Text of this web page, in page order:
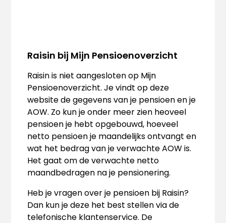
Raisin bij Mijn Pensioenoverzicht
Raisin is niet aangesloten op Mijn
Pensioenoverzicht. Je vindt op deze
website de gegevens van je pensioen en je
AOW. Zo kun je onder meer zien heoveel
pensioen je hebt opgebouwd, hoeveel
netto pensioen je maandelijks ontvangt en
wat het bedrag van je verwachte AOW is.
Het gaat om de verwachte netto
maandbedragen na je pensionering.
Heb je vragen over je pensioen bij Raisin?
Dan kun je deze het best stellen via de
telefonische klantenservice. De